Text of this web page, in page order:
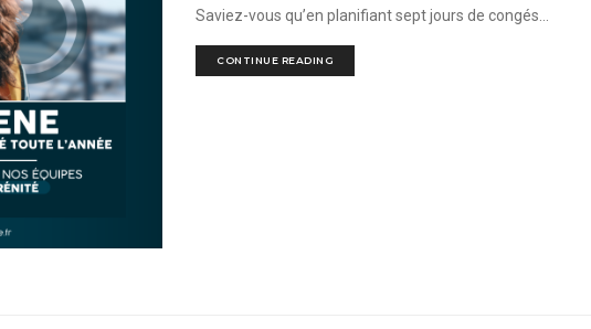
Saviez-vous qu’en planifiant sept jours de congés...
CONTINUE READING